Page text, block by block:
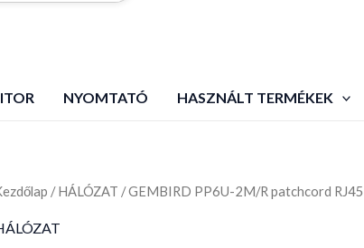
NYOMTATÓ HASZNÁLT TERMÉKEK
/HÁLÓZAT / GEMBIRD PP6U-2M/R patchcord RJ45
GEMBIRD
PP6U-